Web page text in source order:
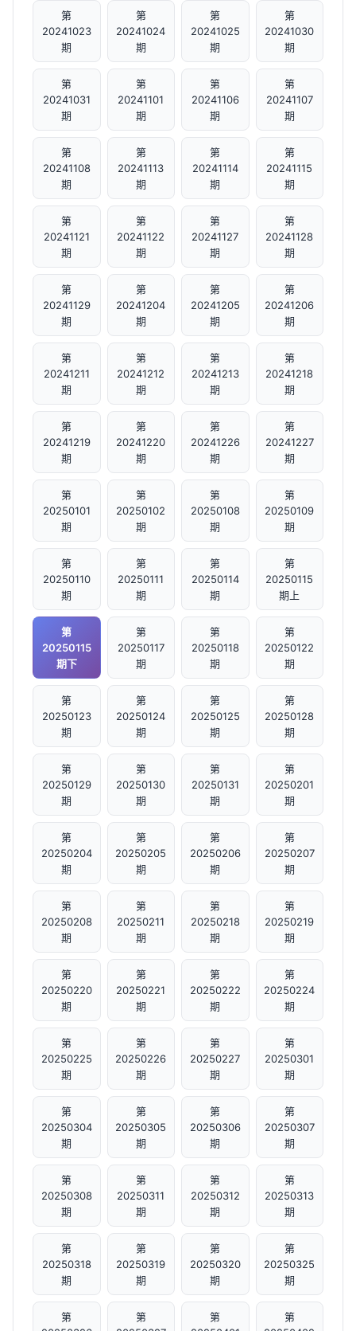
第
20241023
期
第
20241024
期
第
20241025
期
第
20241030
期
第
20241031
期
第
20241101
期
第
20241106
期
第
20241107
期
第
20241108
期
第
20241113
期
第
20241114
期
第
20241115
期
第
20241121
期
第
20241122
期
第
20241127
期
第
20241128
期
第
20241129
期
第
20241204
期
第
20241205
期
第
20241206
期
第
20241211
期
第
20241212
期
第
20241213
期
第
20241218
期
第
20241219
期
第
20241220
期
第
20241226
期
第
20241227
期
第
20250101
期
第
20250102
期
第
20250108
期
第
20250109
期
第
20250110
期
第
20250111
期
第
20250114
期
第
20250115
期上
第
20250115
期下
第
20250117
期
第
20250118
期
第
20250122
期
第
20250123
期
第
20250124
期
第
20250125
期
第
20250128
期
第
20250129
期
第
20250130
期
第
20250131
期
第
20250201
期
第
20250204
期
第
20250205
期
第
20250206
期
第
20250207
期
第
20250208
期
第
20250211
期
第
20250218
期
第
20250219
期
第
20250220
期
第
20250221
期
第
20250222
期
第
20250224
期
第
20250225
期
第
20250226
期
第
20250227
期
第
20250301
期
第
20250304
期
第
20250305
期
第
20250306
期
第
20250307
期
第
20250308
期
第
20250311
期
第
20250312
期
第
20250313
期
第
20250318
期
第
20250319
期
第
20250320
期
第
20250325
期
第
第
第
第